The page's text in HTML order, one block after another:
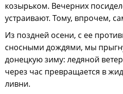
козырьком. Вечерних
устраивают. Тому, впрочем,
Из поздней осени, с ее
сносными дождями, мы
донецкую зиму: ледяной
через час превращается в
ливни.